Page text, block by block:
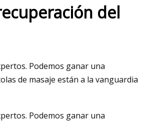
del
Podemos ganar una
de masaje están a la vanguardia
Podemos ganar una